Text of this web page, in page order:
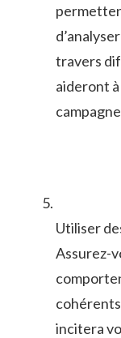
travers
aideront‍
Utiliser
Assurez-
incitera